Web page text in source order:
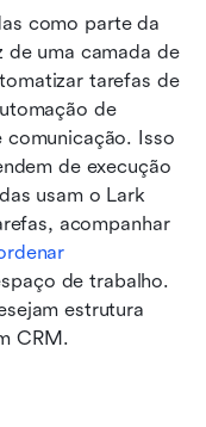
como parte da
de uma camada de
tarefas de
de
comunicação. Isso
de execução
usam o Lark
acompanhar
de trabalho.
estrutura
CRM.